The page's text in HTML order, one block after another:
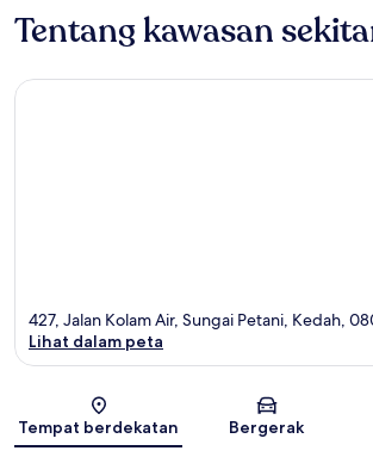
Tentang kawasan
Peta
427, Jalan Kolam Air, Sungai Petani, Kedah,
Lihat dalam peta
Tempat berdekatan Bergerak